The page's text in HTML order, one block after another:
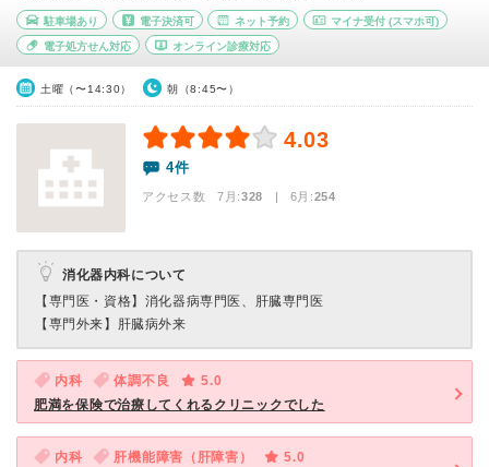
駐車場あり 電子決済可 ネット予約 マイナ受付 (スマホ可)
電子処方せん対応 オンライン診療対応
土曜（〜14:30） 朝（8:45〜）
4.03
4件
アクセス数 7月:328 | 6月:254
消化器内科について
【専門医・資格】 消化器病専門医、肝臓専門医
【専門外来】 肝臓病外来
内科 体調不良
5.0
肥満を保険で治療してくれるクリニックでした
内科 肝機能障害（肝障害）
5.0